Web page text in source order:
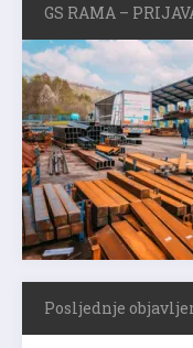
GS RAMA –
Posljednje